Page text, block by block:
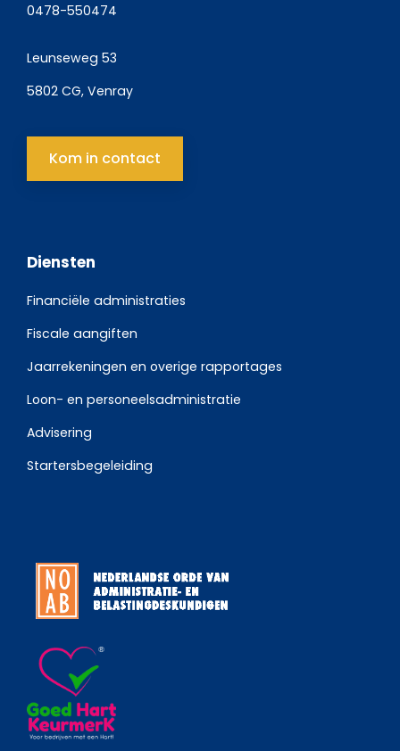
0478-550474
Leunseweg 53
5802 CG, Venray
Kom in contact
Diensten
Financiële administraties
Fiscale aangiften
Jaarrekeningen en overige rapportages
Loon- en personeelsadministratie
Advisering
Startersbegeleiding